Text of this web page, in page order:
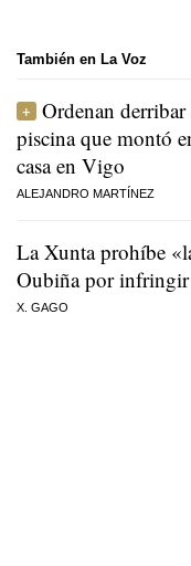
También en La Voz
Ordenan
piscina que montó
casa en Vigo
ALEJANDRO MARTÍNEZ
La Xunta prohíbe
Oubiña por
X. GAGO